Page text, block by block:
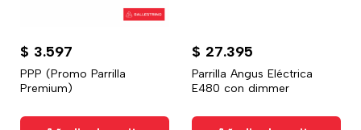
$ 3.597
PPP (Promo Parrilla
Premium)
$ 27.395
Parrilla Angus Eléctrica
E480 con dimmer